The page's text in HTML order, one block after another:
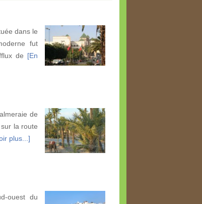
dans le
fut
de [En
de
la route
plus...]
ouest du